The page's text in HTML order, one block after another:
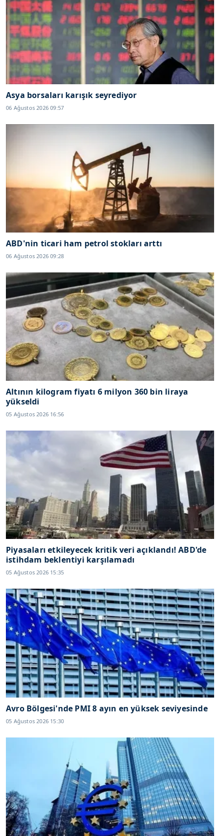
Asya borsaları karışık seyrediyor
06 Ağustos 2026 09:57
ABD'nin ticari ham petrol stokları arttı
06 Ağustos 2026 09:28
Altının kilogram fiyatı 6 milyon 360 bin liraya
yükseldi
05 Ağustos 2026 16:56
Piyasaları etkileyecek kritik veri açıklandı! ABD'de
istihdam beklentiyi karşılamadı
05 Ağustos 2026 15:35
Avro Bölgesi'nde PMI 8 ayın en yüksek seviyesinde
05 Ağustos 2026 15:30